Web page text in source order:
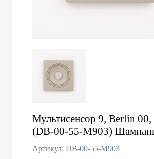
Мультисенсор 9, Berlin 00,
(DB-00-55-М903)
Артикул: DB-00-55-M903